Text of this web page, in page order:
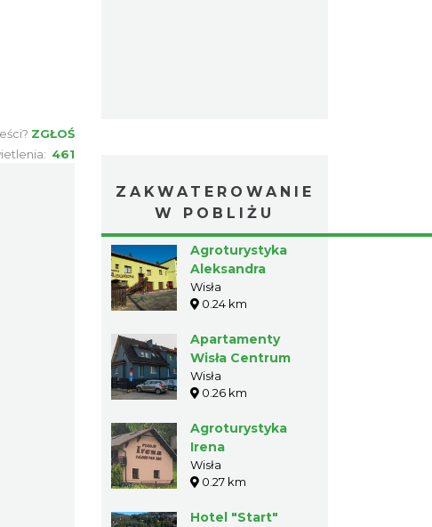
ZGŁOŚ
461
ZAKWATEROWANIE
W POBLIŻU
Agroturystyka
Aleksandra
Wisła
0.24 km
Apartamenty
Wisła Centrum
Wisła
0.26 km
Agroturystyka
Irena
Wisła
0.27 km
Hotel "Start"